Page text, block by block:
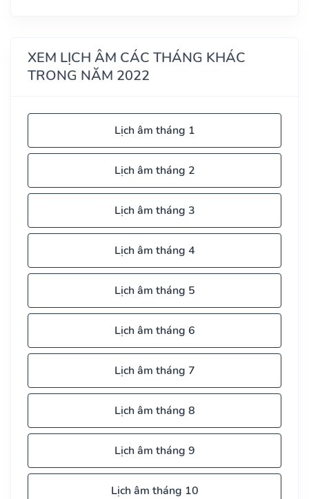
XEM LỊCH ÂM CÁC THÁNG KHÁC
TRONG NĂM 2022
Lịch âm tháng 1
Lịch âm tháng 2
Lịch âm tháng 3
Lịch âm tháng 4
Lịch âm tháng 5
Lịch âm tháng 6
Lịch âm tháng 7
Lịch âm tháng 8
Lịch âm tháng 9
Lịch âm tháng 10